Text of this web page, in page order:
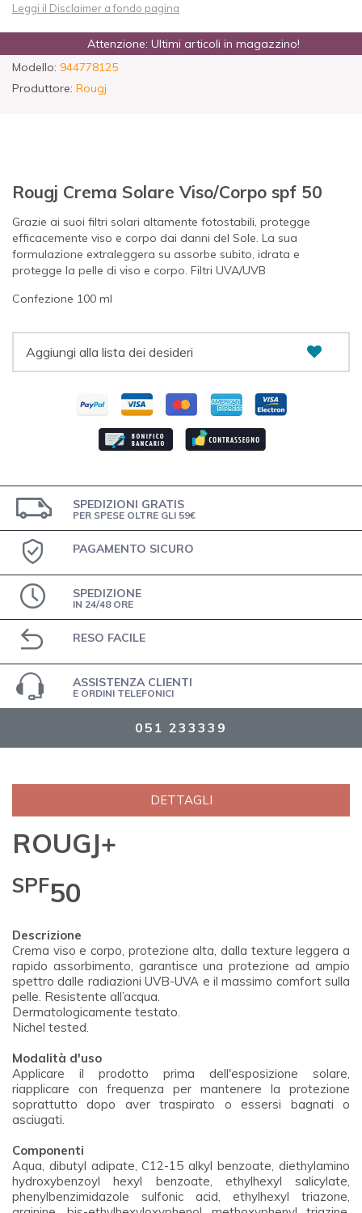
Leggi il Disclaimer a fondo pagina
Attenzione: Ultimi articoli in magazzino!
Modello: 944778125
Produttore: Rougj
Rougj Crema Solare Viso/Corpo spf 50
Grazie ai suoi filtri solari altamente fotostabili, protegge
efficacemente viso e corpo dai danni del Sole. La sua
formulazione extraleggera su assorbe subito, idrata e
protegge la pelle di viso e corpo. Filtri UVA/UVB
Confezione 100 ml
Aggiungi alla lista dei desideri
SPEDIZIONI GRATIS
PER SPESE OLTRE GLI 59€
PAGAMENTO SICURO
SPEDIZIONE
IN 24/48 ORE
RESO FACILE
ASSISTENZA CLIENTI
E ORDINI TELEFONICI
051 233339
DETTAGLI
ROUGJ+
SPF50
Descrizione
Crema viso e corpo, protezione alta, dalla texture leggera a
rapido assorbimento, garantisce una protezione ad ampio
spettro dalle radiazioni UVB-UVA e il massimo comfort sulla
pelle. Resistente all’acqua.
Dermatologicamente testato.
Nichel tested.
Modalità d'uso
Applicare il prodotto prima dell'esposizione solare,
riapplicare con frequenza per mantenere la protezione
soprattutto dopo aver traspirato o essersi bagnati o
asciugati.
Componenti
Aqua, dibutyl adipate, C12-15 alkyl benzoate, diethylamino
hydroxybenzoyl hexyl benzoate, ethylhexyl salicylate,
phenylbenzimidazole sulfonic acid, ethylhexyl triazone,